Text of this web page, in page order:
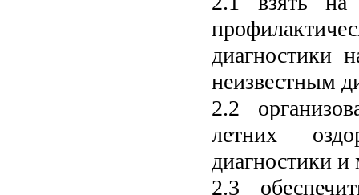
диагностики
неизвестным
2.2
летних
диагностики
2.3